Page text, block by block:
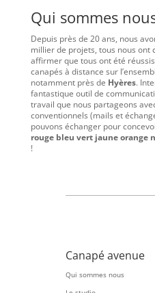
Qui sommes
Depuis près de 20 ans, nous
millier de projets, tous nous ont
affirmer que tous ont été
canapés à distance sur
notamment près de Hyères.
fantastique outil de
travail que nous partageons
conventionnels (mails et
pouvons échanger pour
rouge bleu vert jaune orange
!
Canapé avenue
Qui sommes nous